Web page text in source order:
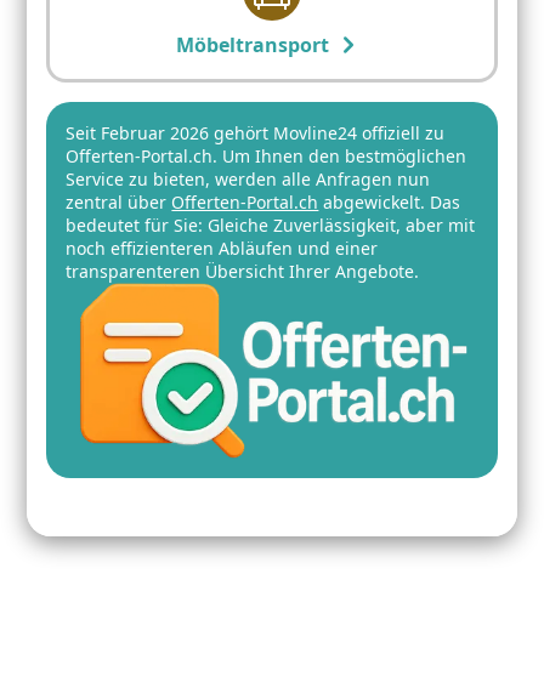
Möbeltransport
Seit Februar 2026 gehört Movline24 offiziell zu
Offerten-Portal.ch. Um Ihnen den bestmöglichen
Service zu bieten, werden alle Anfragen nun
zentral über Offerten-Portal.ch abgewickelt. Das
bedeutet für Sie: Gleiche Zuverlässigkeit, aber mit
noch effizienteren Abläufen und einer
transparenteren Übersicht Ihrer Angebote.